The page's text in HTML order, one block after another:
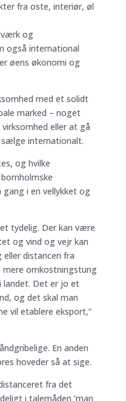
fra oste, interiør, øl
og
også international
øens økonomi og
med et solidt
marked – noget
eller at gå
internationalt.
og hvilke
i en vellykket og
tydelig. Der kan være
og vind og vejr kan
distancen fra
omkostningstung
landet. Det er jo et
og det skal man
vil etablere eksport,”
En anden
hoveder så at sige.
fra det
i talemåden ’man